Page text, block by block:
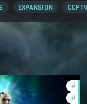
EXPANSION CCPTV
#
#